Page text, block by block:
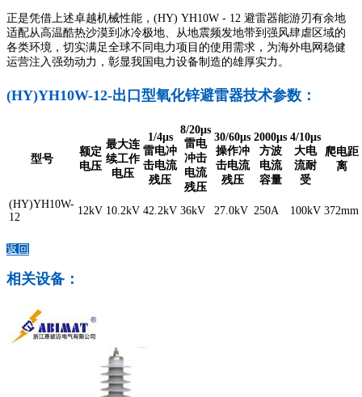
正是凭借上述卓越机械性能，(HY) YH10W - 12 避雷器能游刃有余地
适配从高温酷热沙漠到冰冷极地、从地震频发地带到强风肆虐区域的
各类环境，切实满足全球不同电力项目的使用需求，为海外电网稳健
运营注入强劲动力，彰显我国电力设备制造的雄厚实力。
(HY)YH10W-12-出口型氧化锌避雷器技术参数：
型号
额定
电压
最大连
续工作
电压
1/4μs
雷电冲
击电流
残压
8/20μs
雷电
冲击
电流
残压
30/60μs
操作冲
击电流
残压
2000μs
方波
电流
容量
4/10μs
大电
流耐
受
爬电距
离
(HY)YH10W-
12
12kV 10.2kV 42.2kV 36kV 27.0kV 250A 100kV 372mm
返回
相关设备：